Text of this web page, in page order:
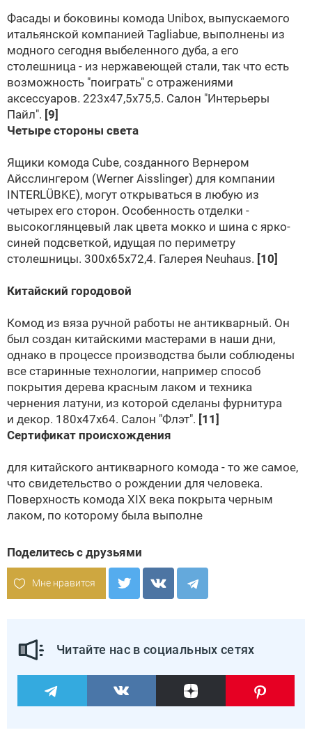
Фасады и боковины комода Unibox, выпускаемого
итальянской компанией Tagliabue, выполнены из
модного сегодня выбеленного дуба, а его
столешница - из нержавеющей стали, так что есть
возможность "поиграть" с отражениями
аксессуаров. 223x47,5x75,5. Салон "Интерьеры
Пайл". [9]
Четыре стороны света
Ящики комода Cube, созданного Вернером
Айсслингером (Werner Aisslinger) для компании
INTERLÜBKE), могут открываться в любую из
четырех его сторон. Особенность отделки -
высокоглянцевый лак цвета мокко и шина с ярко-
синей подсветкой, идущая по периметру
столешницы. 300x65x72,4. Галерея Neuhaus. [10]
Китайский городовой
Комод из вяза ручной работы не антикварный. Он
был создан китайскими мастерами в наши дни,
однако в процессе производства были соблюдены
все старинные технологии, например способ
покрытия дерева красным лаком и техника
чернения латуни, из которой сделаны фурнитура
и декор. 180x47x64. Салон "Флэт". [11]
Сертификат происхождения
для китайского антикварного комода - то же самое,
что свидетельство о рождении для человека.
Поверхность комода XIX века покрыта черным
лаком, по которому была выполне
Поделитесь с друзьями
Мне нравится
Читайте нас в социальных сетях